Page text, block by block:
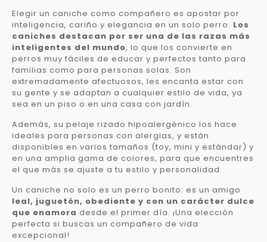
Elegir un caniche como compañero es apostar por
inteligencia, cariño y elegancia en un solo perro. Los
caniches destacan por ser una de las razas más
inteligentes del mundo, lo que los convierte en
perros muy fáciles de educar y perfectos tanto para
familias como para personas solas. Son
extremadamente afectuosos, les encanta estar con
su gente y se adaptan a cualquier estilo de vida, ya
sea en un piso o en una casa con jardín.
Además, su pelaje rizado hipoalergénico los hace
ideales para personas con alergias, y están
disponibles en varios tamaños (toy, mini y estándar) y
en una amplia gama de colores, para que encuentres
el que más se ajuste a tu estilo y personalidad.
Un caniche no solo es un perro bonito: es un amigo
leal, juguetón, obediente y con un carácter dulce
que enamora desde el primer día. ¡Una elección
perfecta si buscas un compañero de vida
excepcional!